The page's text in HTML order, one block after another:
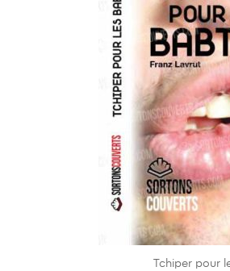
Tchiper pour